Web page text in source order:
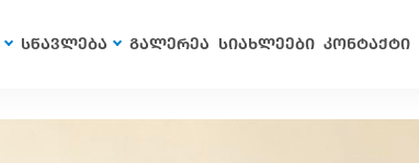
სწავლება გალერეა სიახლეები კონტაქტი